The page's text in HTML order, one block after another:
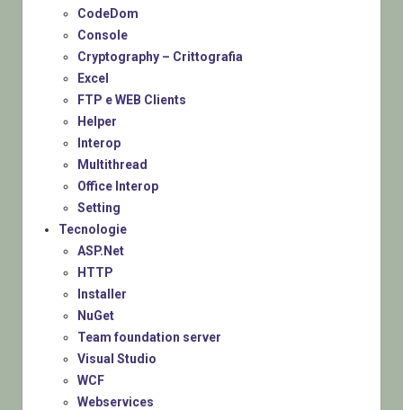
CodeDom
Console
Cryptography – Crittografia
Excel
FTP e WEB Clients
Helper
Interop
Multithread
Office Interop
Setting
Tecnologie
ASP.Net
HTTP
Installer
NuGet
Team foundation server
Visual Studio
WCF
Webservices